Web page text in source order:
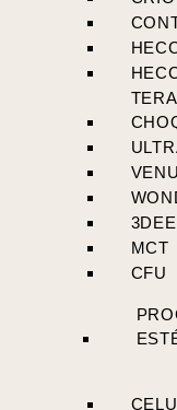
MCT
CFU